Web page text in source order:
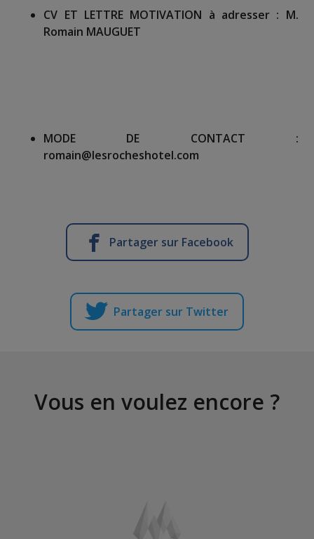
CV ET LETTRE MOTIVATION à adresser : M.
Romain MAUGUET
MODE DE CONTACT :
romain@lesrocheshotel.com
Partager sur Facebook
Partager sur Twitter
Vous en voulez encore ?